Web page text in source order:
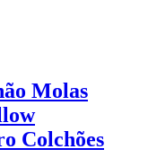
Molas
Colchões